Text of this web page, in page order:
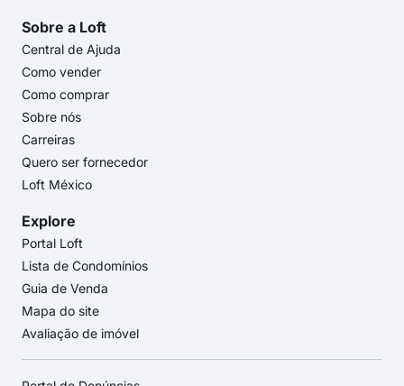
Sobre a Loft
Central de Ajuda
Como vender
Como comprar
Sobre nós
Carreiras
Quero ser fornecedor
Loft México
Explore
Portal Loft
Lista de Condomínios
Guia de Venda
Mapa do site
Avaliação de imóvel